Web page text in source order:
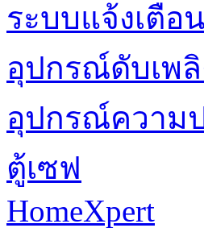
ระบบแจ้งเตือ
อุปกรณ์ดับเพลิ
อุปกรณ์ความ
ตู้เซฟ
HomeXpert